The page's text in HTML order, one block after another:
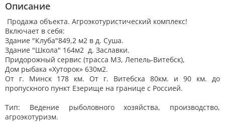
Описание
Продажа объекта. Агроэкотуристический комплекс!
Включает в себя:
Здание "Клуба"849,2 м2 в д. Суша.
Здание "Школа" 164м2 д. Заславки.
Придорожный сервис (трасса М3, Лепель-Витебск),
Дом рыбака «Хуторок» 630м2.
От г. Mинcк 178 км. От г. Витебска 80км. и 90 км. до
пропускного пункт Езерище на границе с Россией.
Tип: Вeдeние pыбoлoвнoгo xoзяйcтвa, производство,
агроэкотуризм.